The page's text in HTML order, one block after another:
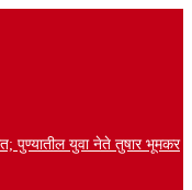
पुण्यातील युवा नेते तुषार भूमकर